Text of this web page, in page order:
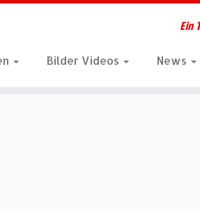
Ein
Bilder Videos News